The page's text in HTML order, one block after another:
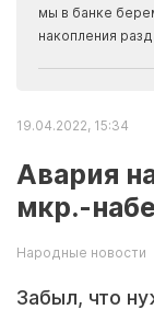
мы в банке
накопления
19.04.2022, 15:34
Авария
мкр.-
Народные новости
Забыл, что